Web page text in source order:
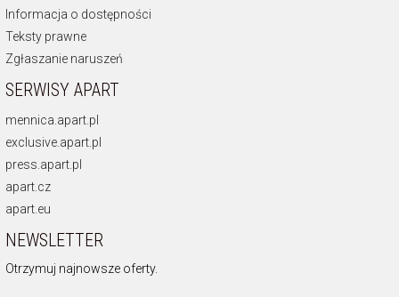
Informacja o dostępności
Teksty prawne
Zgłaszanie naruszeń
SERWISY APART
mennica.apart.pl
exclusive.apart.pl
press.apart.pl
apart.cz
apart.eu
NEWSLETTER
Otrzymuj najnowsze oferty.